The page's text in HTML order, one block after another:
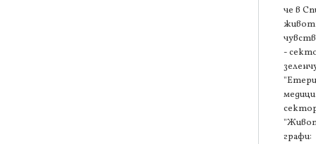
че в
-
графи: